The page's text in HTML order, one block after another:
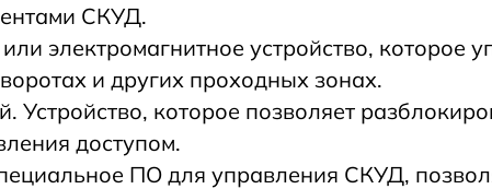
СКУД.
электромагнитное устройство, которое
и других проходных зонах.
Устройство, которое позволяет
доступом.
ПО для управления СКУД,